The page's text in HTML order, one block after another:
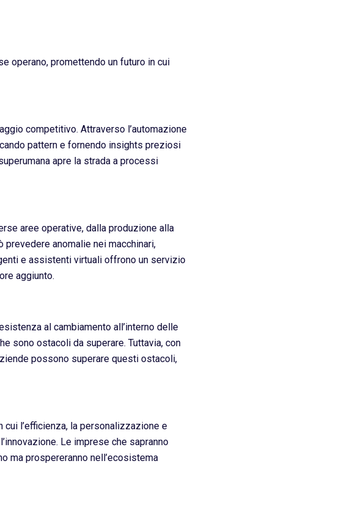
operano, promettendo un futuro in cui
competitivo. Attraverso l’automazione
pattern e fornendo insights preziosi
apre la strada a processi
aree operative, dalla produzione alla
anomalie nei macchinari,
e assistenti virtuali offrono un servizio
aggiunto.
al cambiamento all’interno delle
sono ostacoli da superare. Tuttavia, con
possono superare questi ostacoli,
cui l’efficienza, la personalizzazione e
Le imprese che sapranno
ma prospereranno nell’ecosistema